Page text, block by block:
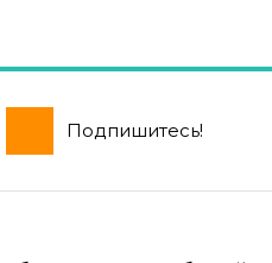
Подпишитесь!